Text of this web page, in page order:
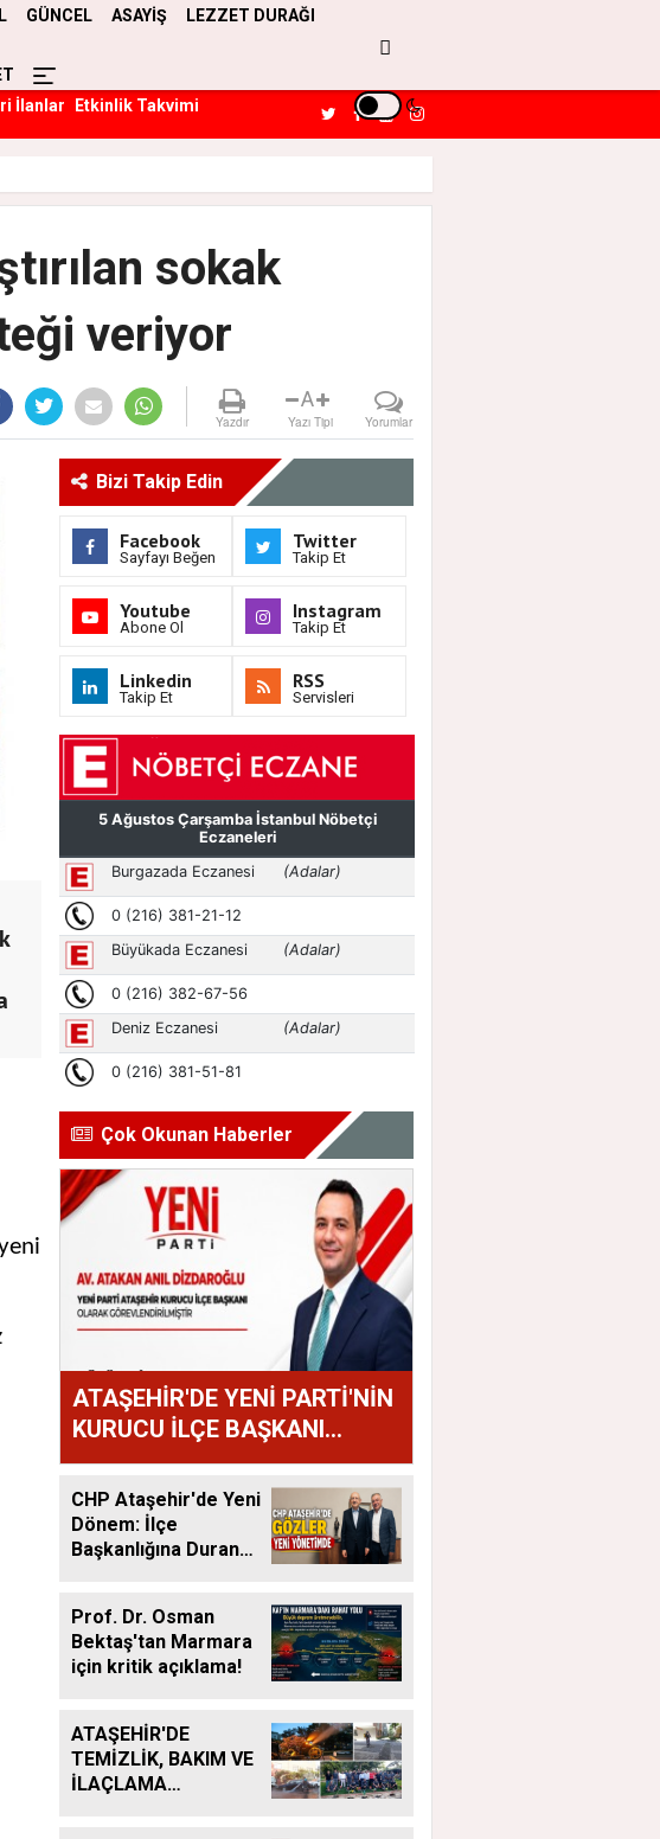
GÜNCEL ASAYİŞ LEZZET DURAĞI
İlanlar
Etkinlik Takvimi
sokak
veriyor
Yazdır
A
Yazı Tipi Yorumlar
Bizi Takip Edin
Facebook
Sayfayı Beğen
Twitter
Takip Et
Youtube
Abone Ol
Instagram
Takip Et
Linkedin
Takip Et
RSS
Servisleri
Çok Okunan Haberler
ATAŞEHİR'DE YENİ PARTİ'NİN
KURUCU İLÇE BAŞKANI
ATAKAN ANIL DİZDAROĞLU
OLDU
CHP Ataşehir'de Yeni
Dönem: İlçe
Başkanlığına Duran
Prof. Dr. Osman
Bektaş'tan Marmara
için kritik açıklama!
ATAŞEHİR'DE
TEMİZLİK, BAKIM VE
İLAÇLAMA